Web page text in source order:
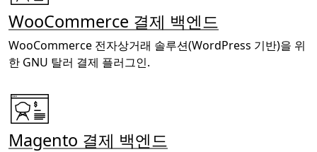
WooCommerce 결제 백엔드
WooCommerce 전자상거래 솔루션(WordPress 기반)을 위
한 GNU 탈러 결제 플러그인.
Magento 결제 백엔드